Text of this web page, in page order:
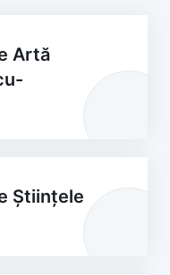
Artă
Științele